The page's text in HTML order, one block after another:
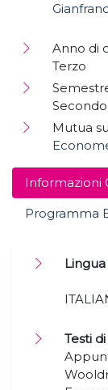
Informazioni
Programma
Testi
Anno di
Terzo
Secondo
Mutua